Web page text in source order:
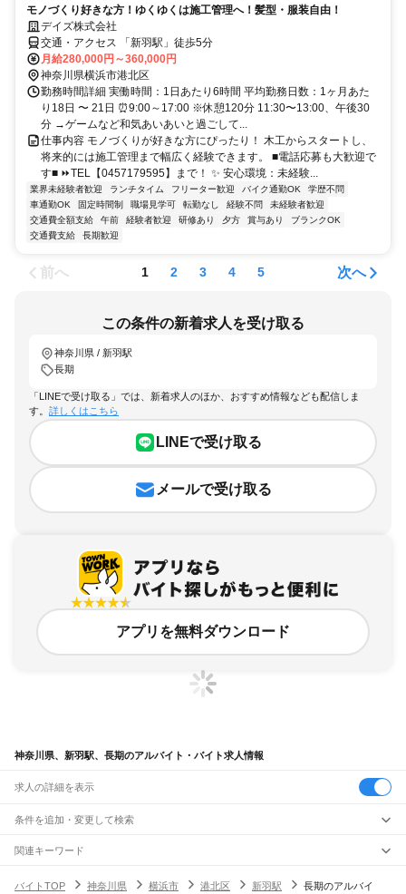
モノづくり好きな方！ゆくゆくは施工管理へ！髪型・服装自由！
デイズ株式会社
交通・アクセス 「新羽駅」徒歩5分
月給280,000円～360,000円
神奈川県横浜市港北区
勤務時間詳細 実働時間：1日あたり6時間 平均勤務日数：1ヶ月あた
り18日 〜 21日 ⏰9:00～17:00 ※休憩120分 11:30〜13:00、午後30
分 →ゲームなど和気あいあいと過ごして...
仕事内容 モノづくりが好きな方にぴったり！ 木工からスタートし、
将来的には施工管理まで幅広く経験できます。 ■電話応募も大歓迎で
す■ ⏩TEL【0457179595】まで！ ✨ 安心環境：未経験...
業界未経験者歓迎 ランチタイム フリーター歓迎 バイク通勤OK
学歴不問
車通勤OK
固定時間制 職場見学可 転勤なし 経験不問
未経験者歓迎
交通費全額支給
午前 経験者歓迎 研修あり 夕方 賞与あり
ブランクOK
交通費支給
長期歓迎
前へ 1 2 3 4 5 次へ
この条件の新着求人を受け取る
神奈川県 / 新羽駅
長期
「LINEで受け取る」では、新着求人のほか、おすすめ情報なども配信しま
す。 詳しくはこちら
LINEで受け取る
メールで受け取る
アプリを無料ダウンロード
神奈川県、新羽駅、長期のアルバイト・バイト求人情報
求人の詳細を表示
条件を追加・変更して検索
市区町村を追加・変更
神奈川県
すべて
駅を追加・変更
関連キーワード
バイトTOP
神奈川県 横浜市 港北区 新羽駅 長期のアルバイ